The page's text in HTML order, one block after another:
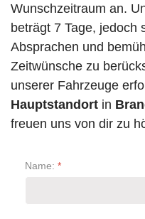
Wunschzeitraum an.
beträgt 7 Tage, jedoch
Absprachen und
Zeitwünsche zu
unserer Fahrzeuge
Hauptstandort in
freuen uns von dir zu
Name: *